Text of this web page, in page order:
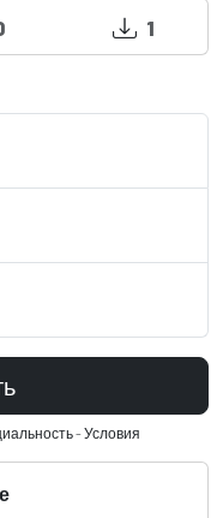
1
-Условия